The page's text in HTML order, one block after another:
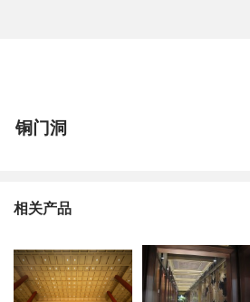
铜门洞
相关产品